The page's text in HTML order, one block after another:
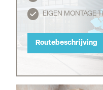
EIGEN MONTAGE
Routebeschrijving